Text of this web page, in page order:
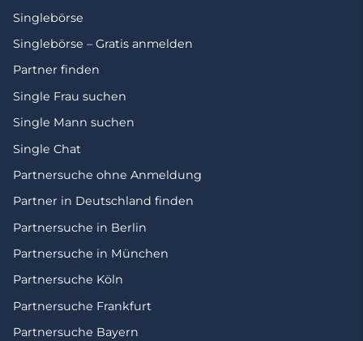
Singlebörse
Singlebörse – Gratis anmelden
Partner finden
Single Frau suchen
Single Mann suchen
Single Chat
Partnersuche ohne Anmeldung
Partner in Deutschland finden
Partnersuche in Berlin
Partnersuche in München
Partnersuche Köln
Partnersuche Frankfurt
Partnersuche Bayern